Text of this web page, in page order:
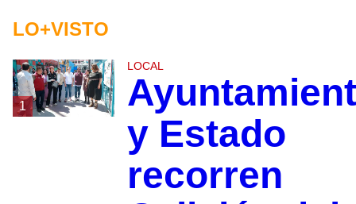
LO+VISTO
1
LOCAL
y Estado
recorren